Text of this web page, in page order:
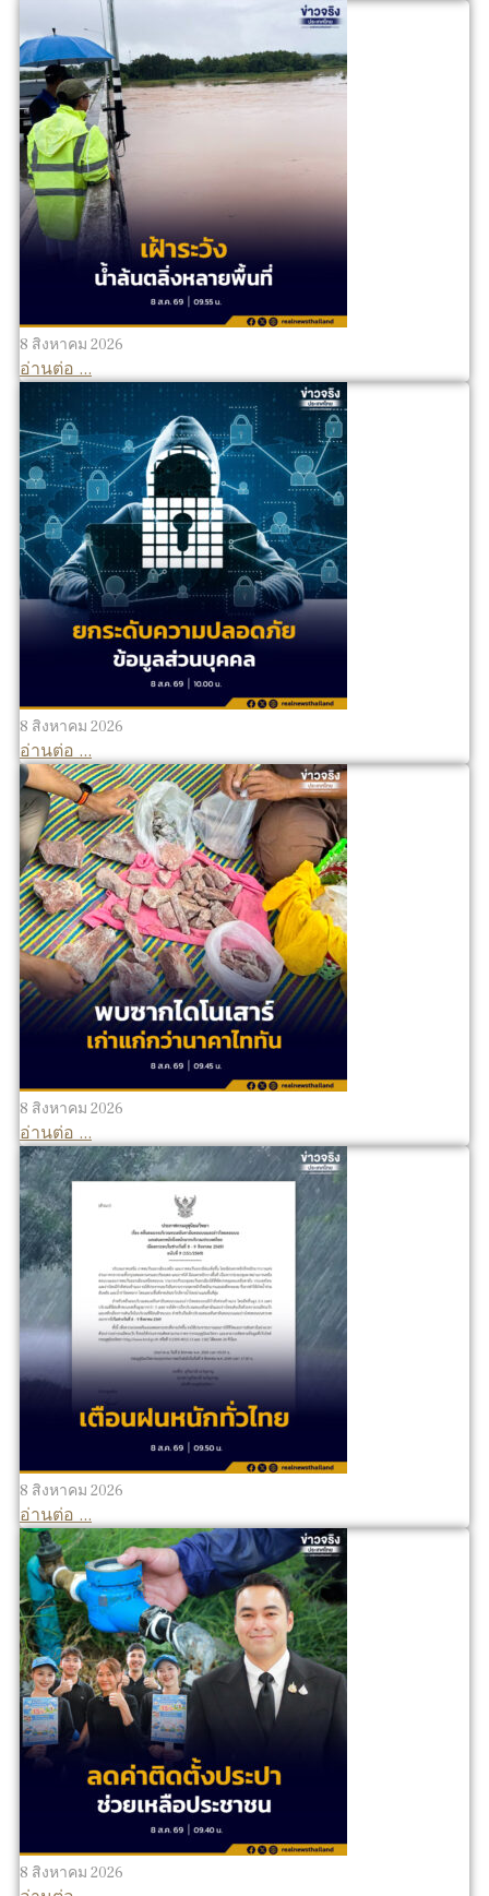
8 สิงหาคม 2026
อ่านต่อ ...
8 สิงหาคม 2026
อ่านต่อ ...
8 สิงหาคม 2026
อ่านต่อ ...
8 สิงหาคม 2026
อ่านต่อ ...
8 สิงหาคม 2026